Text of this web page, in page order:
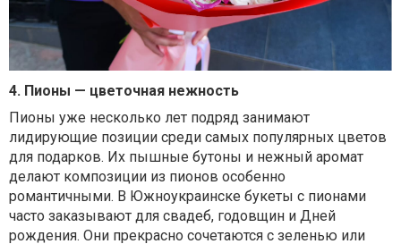
4. Пионы — цветочная нежность
Пионы уже несколько лет подряд занимают
лидирующие позиции среди самых популярных цветов
для подарков. Их пышные бутоны и нежный аромат
делают композиции из пионов особенно
романтичными. В Южноукраинске букеты с пионами
часто заказывают для свадеб, годовщин и Дней
рождения. Они прекрасно сочетаются с зеленью или